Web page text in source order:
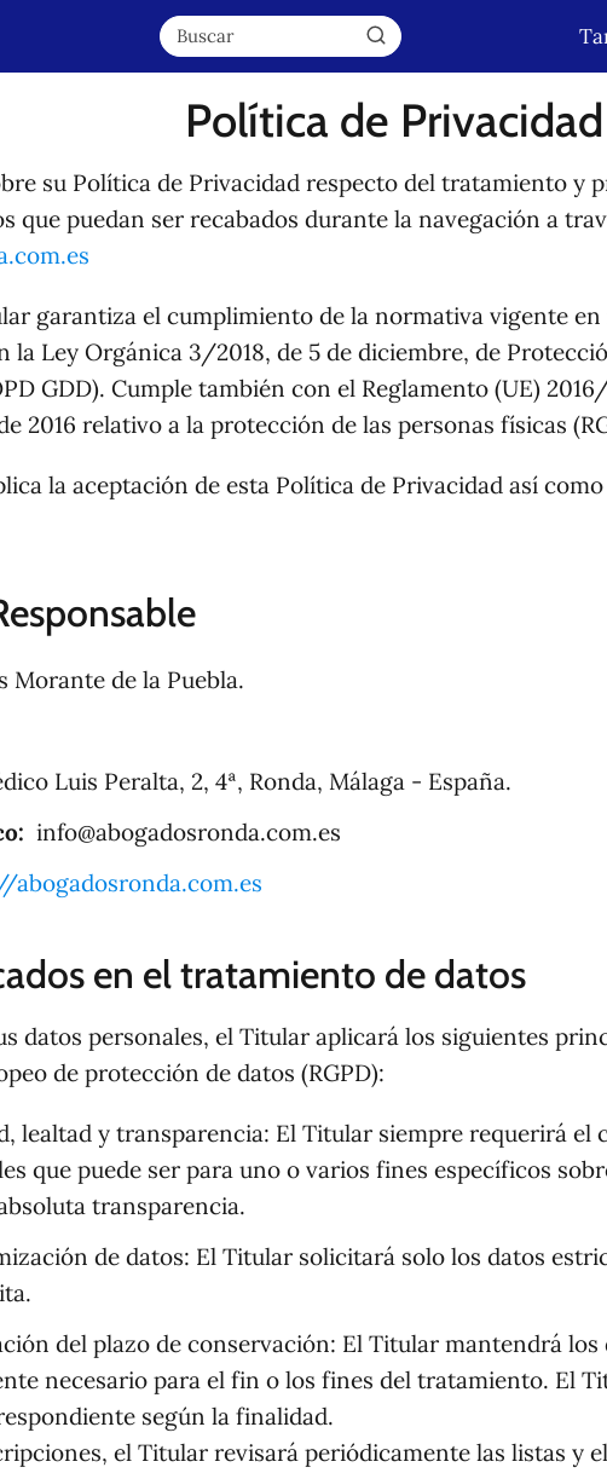
Política de Privacidad
su Política de Privacidad respecto del tratamiento y
que puedan ser recabados durante la navegación a
garantiza el cumplimiento de la normativa vigente
la Ley Orgánica 3/2018, de 5 de diciembre, de
GDD). Cumple también con el Reglamento (UE)
2016 relativo a la protección de las personas físicas
la aceptación de esta Política de Privacidad así
Morante de la Puebla.
Luis Peralta, 2, 4ª, Ronda, Málaga - España.
info@abogadosronda.com.es
abogadosronda.com.es
en el tratamiento de datos
datos personales, el Titular aplicará los siguientes
de protección de datos (RGPD):
lealtad y transparencia: El Titular siempre requerirá
que puede ser para uno o varios fines específicos
transparencia.
de datos: El Titular solicitará solo los datos
del plazo de conservación: El Titular mantendrá
necesario para el fin o los fines del tratamiento. El
según la finalidad.
el Titular revisará periódicamente las listas y